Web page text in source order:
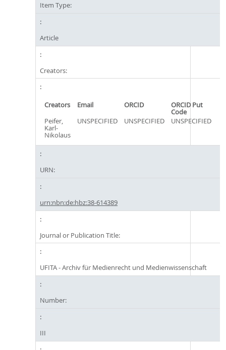
Item Type:
Article
Creators:
Creators Email ORCID ORCID Put
Code
Peifer,
Karl-
Nikolaus
UNSPECIFIED UNSPECIFIED UNSPECIFIED
URN:
urn:nbn:de:hbz:38-614389
Journal or Publication Title:
UFITA - Archiv für Medienrecht und Medienwissenschaft
Number:
III